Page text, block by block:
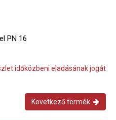
PN 16
időközbeni eladásának jogát
Következő termék